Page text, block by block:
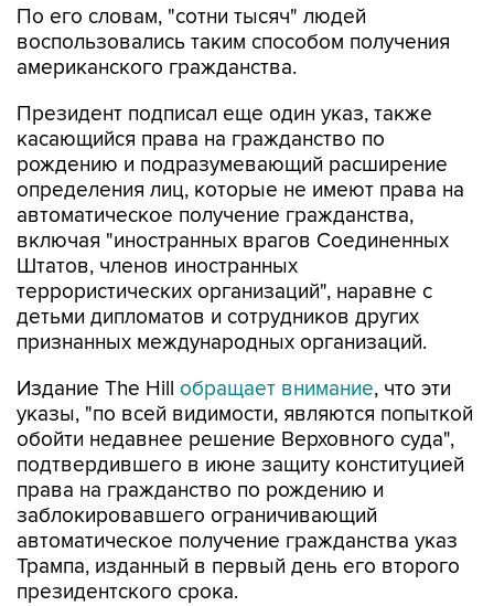
По его словам, "сотни тысяч" людей
воспользовались таким способом получения
американского гражданства.
Президент подписал еще один указ, также
касающийся права на гражданство по
рождению и подразумевающий расширение
определения лиц, которые не имеют права на
автоматическое получение гражданства,
включая "иностранных врагов Соединенных
Штатов, членов иностранных
террористических организаций", наравне с
детьми дипломатов и сотрудников других
признанных международных организаций.
Издание The Hill обращает внимание, что эти
указы, "по всей видимости, являются попыткой
обойти недавнее решение Верховного суда",
подтвердившего в июне защиту конституцией
права на гражданство по рождению и
заблокировавшего ограничивающий
автоматическое получение гражданства указ
Трампа, изданный в первый день его второго
президентского срока.